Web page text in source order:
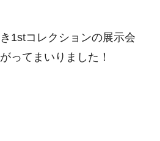
1stコレクションの展示会
ってまいりました！